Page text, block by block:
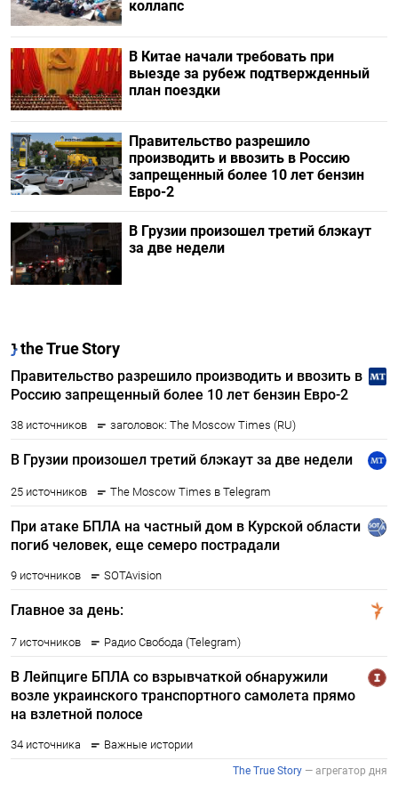
коллапс
В Китае начали требовать при
выезде за рубеж подтвержденный
план поездки
Правительство разрешило
производить и ввозить в Россию
запрещенный более 10 лет бензин
Евро-2
В Грузии произошел третий блэкаут
за две недели